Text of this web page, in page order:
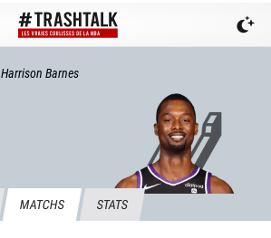
Harrison Barnes
MATCHS STATS